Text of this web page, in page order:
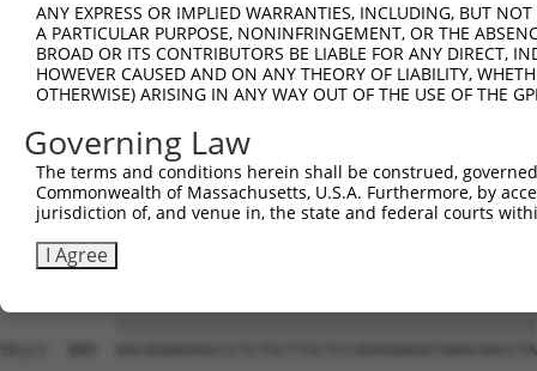
ANY EXPRESS OR IMPLIED WARRANTIES, INCLUDING, BUT
A PARTICULAR PURPOSE, NONINFRINGEMENT, OR THE
BROAD OR ITS CONTRIBUTORS BE LIABLE FOR ANY DIRECT,
HOWEVER CAUSED AND ON ANY THEORY OF LIABILITY,
OTHERWISE) ARISING IN ANY WAY OUT OF THE USE OF THE
Governing Law
The terms and conditions herein shall be construed,
Commonwealth of Massachusetts, U.S.A. Furthermore, by
jurisdiction of, and venue in, the state and federal courts
I Agree